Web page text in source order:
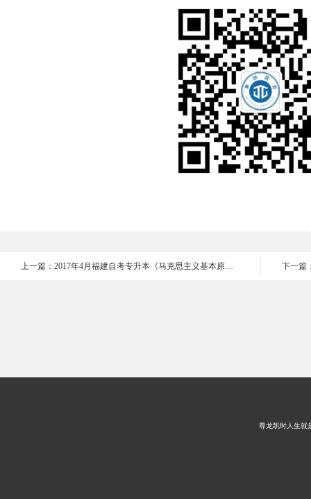
上一篇：2017年4月福建自考专升本《马克思主义基本原理概论 》真题 选择题11-15
尊龙凯时人生就